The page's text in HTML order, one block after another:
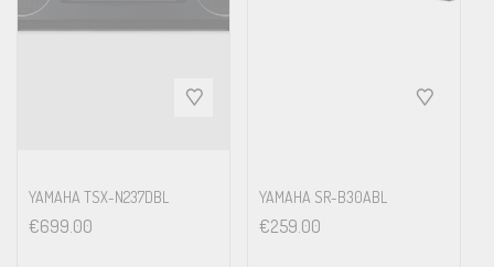
YAMAHA TSX-N237DBL
€699.00
YAMAHA SR-B30ABL
€259.00